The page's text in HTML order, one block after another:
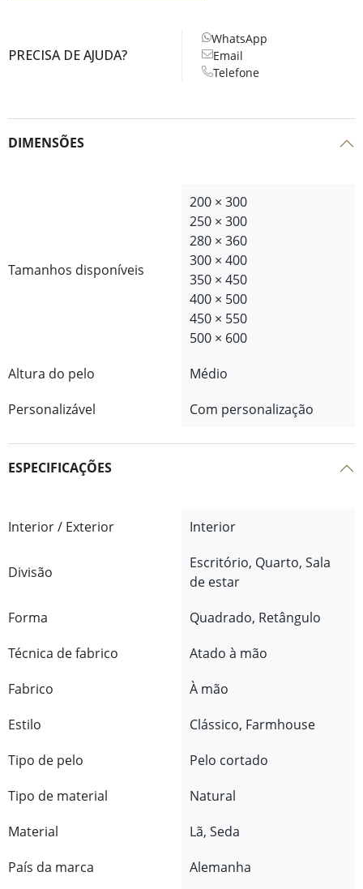
PRECISA DE AJUDA?
WhatsApp
Email
Telefone
DIMENSÕES
Tamanhos disponíveis
200 × 300
250 × 300
280 × 360
300 × 400
350 × 450
400 × 500
450 × 550
500 × 600
Altura do pelo
Médio
Personalizável
Com personalização
ESPECIFICAÇÕES
Interior / Exterior Interior
Divisão
Escritório, Quarto, Sala
de estar
Forma
Quadrado, Retângulo
Técnica de fabrico
Atado à mão
Fabrico
À mão
Estilo
Clássico, Farmhouse
Tipo de pelo
Pelo cortado
Tipo de material
Natural
Material
Lã, Seda
País da marca
Alemanha